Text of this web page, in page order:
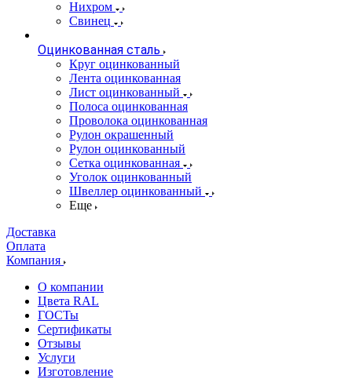
Нихром
Свинец
Оцинкованная сталь
Круг оцинкованный
Лента оцинкованная
Лист оцинкованный
Полоса оцинкованная
Проволока оцинкованная
Рулон окрашенный
Рулон оцинкованный
Сетка оцинкованная
Уголок оцинкованный
Швеллер оцинкованный
Еще
Доставка
Оплата
Компания
О компании
Цвета RAL
ГОСТы
Сертификаты
Отзывы
Услуги
Изготовление